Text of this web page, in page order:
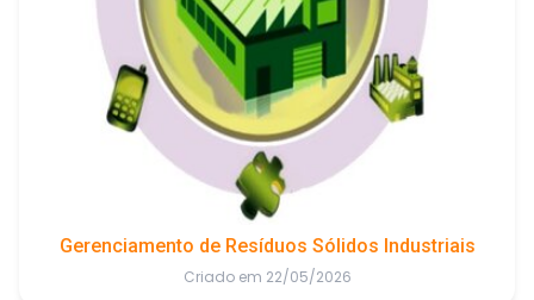
Gerenciamento de Resíduos Sólidos Industriais
Criado em 22/05/2026